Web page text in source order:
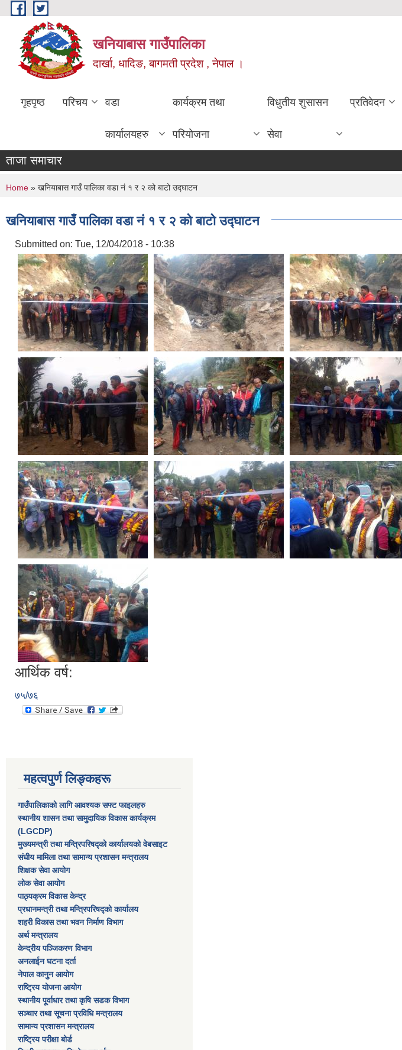
Skip to main content
खनियाबास गाउँपालिका
दार्खा, धादिङ, बागमती प्रदेश , नेपाल ।
गृहपृष्ठ परिचय वडा
कार्यालयहरु
कार्यक्रम तथा
परियोजना
विधुतीय शुसासन
सेवा
प्रतिवेदन
ताजा समाचार
You are here
Home » खनियाबास गाउँ पालिका वडा नं १ र २ को बाटो उद्घाटन
खनियाबास गाउँ पालिका वडा नं १ र २ को बाटो उद्घाटन
Submitted on: Tue, 12/04/2018 - 10:38
आर्थिक वर्ष:
७५/७६
महत्वपुर्ण लिङ्कहरू
गाउँपालिकाको लागि आवश्यक सफ्ट फाइलहरु
स्थानीय शासन तथा सामुदायिक विकास कार्यक्रम
(LGCDP)
मुख्यमन्त्री तथा मन्त्रिपरिषद्को कार्यालयको वेबसाइट
संघीय मामिला तथा सामान्य प्रशासन मन्त्रालय
शिक्षक सेवा आयोग
लोक सेवा आयोग
पाठ्यक्रम विकास केन्द्र
प्रधानमन्त्री तथा मन्त्रिपरिषद्को कार्यालय
शहरी विकास तथा भवन निर्माण विभाग
अर्थ मन्त्रालय
केन्द्रीय पञ्जिकरण विभाग
अनलाईन घटना दर्ता
नेपाल कानुन आयोग
राष्ट्रिय योजना आयोग
स्थानीय पूर्वाधार तथा कृषि सडक विभाग
सञ्‍चार तथा सूचना प्रविधि मन्त्रालय
सामान्य प्रशासन मन्त्रालय
राष्ट्रिय परीक्षा बोर्ड